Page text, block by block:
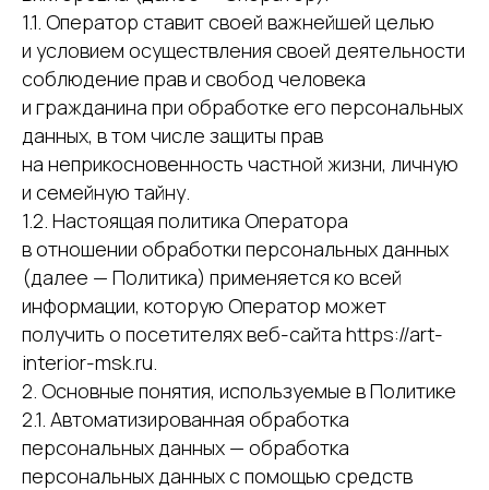
1.1. Оператор ставит своей важнейшей целью
и условием осуществления своей деятельности
соблюдение прав и свобод человека
и гражданина при обработке его персональных
данных, в том числе защиты прав
на неприкосновенность частной жизни, личную
и семейную тайну.
1.2. Настоящая политика Оператора
в отношении обработки персональных данных
(далее — Политика) применяется ко всей
информации, которую Оператор может
получить о посетителях веб-сайта https://art-
interior-msk.ru.
2. Основные понятия, используемые в Политике
2.1. Автоматизированная обработка
персональных данных — обработка
персональных данных с помощью средств